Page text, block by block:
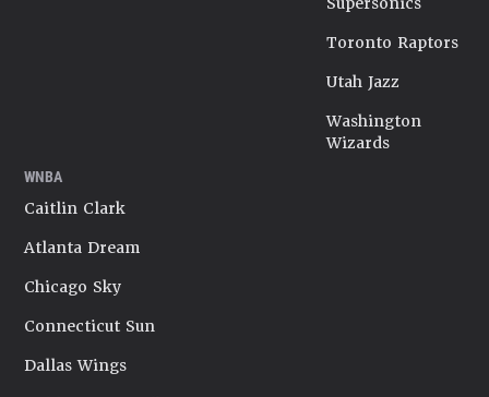
Toronto Raptors
Utah Jazz
Washington
Wizards
WNBA
Caitlin Clark
Atlanta Dream
Chicago Sky
Connecticut Sun
Dallas Wings